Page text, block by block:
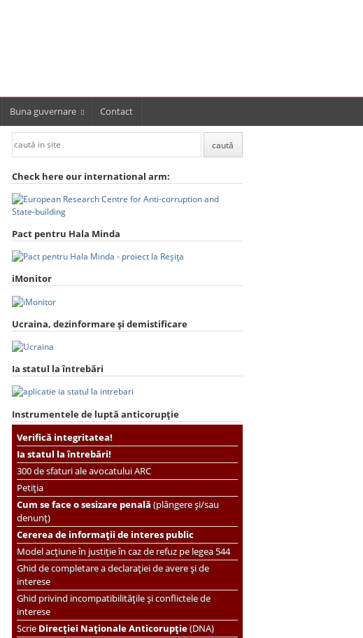
Buna guvernare Contact
Check here our international arm:
Pact pentru Hala Minda
iMonitor
Ucraina, dezinformare și demistificare
Ia statul la întrebări
Instrumentele de luptă anticorupție
Verifică integritatea!
Ia statul la întrebări!
300 de sfaturi ale avocatului ARC
Petiția
Cum se face o sesizare penală(plângere și/sau
denunț)
Cererea de informații de interes public
Model acțiune în justiție în caz de refuz pe legea 544
Ghid de completare a declarației de avere și de
interese
Ghid privind incompatibilitățile și conflictele de
interese
ScrieDirecției Naționale Anticorupție(DNA)